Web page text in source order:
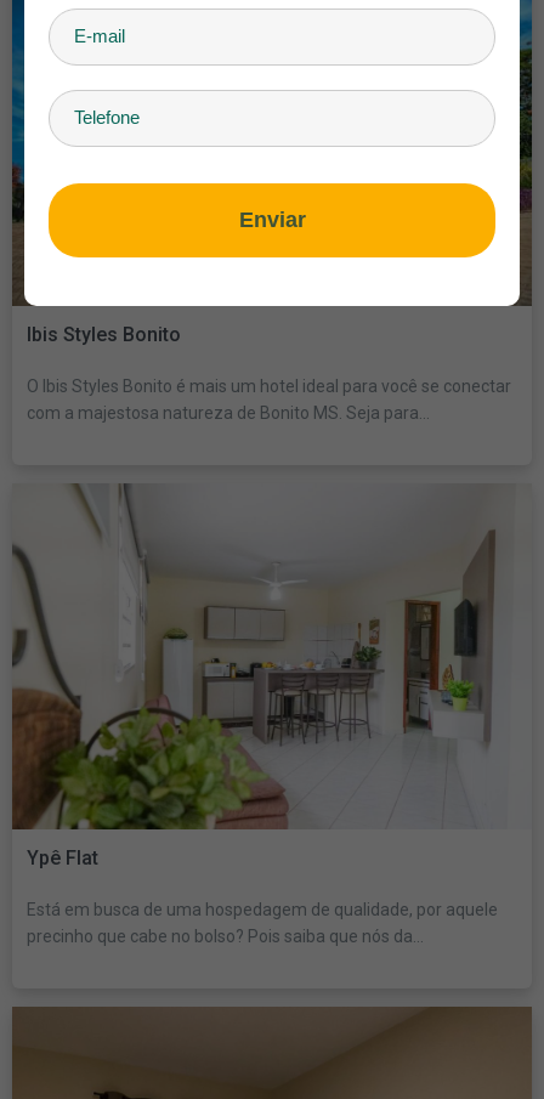
Ibis Styles Bonito
O Ibis Styles Bonito é mais um hotel ideal para você se conectar
com a majestosa natureza de Bonito MS. Seja para...
Ypê Flat
Está em busca de uma hospedagem de qualidade, por aquele
precinho que cabe no bolso? Pois saiba que nós da...
Enviar